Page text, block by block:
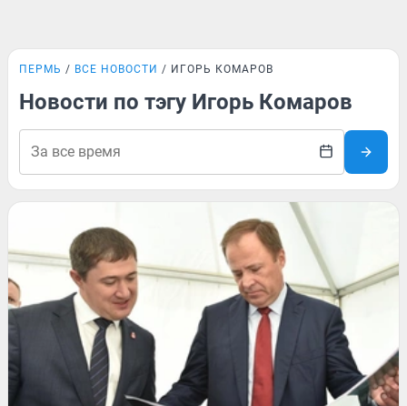
ПЕРМЬ ВСЕ НОВОСТИ ИГОРЬ КОМАРОВ
Новости по тэгу Игорь Комаров